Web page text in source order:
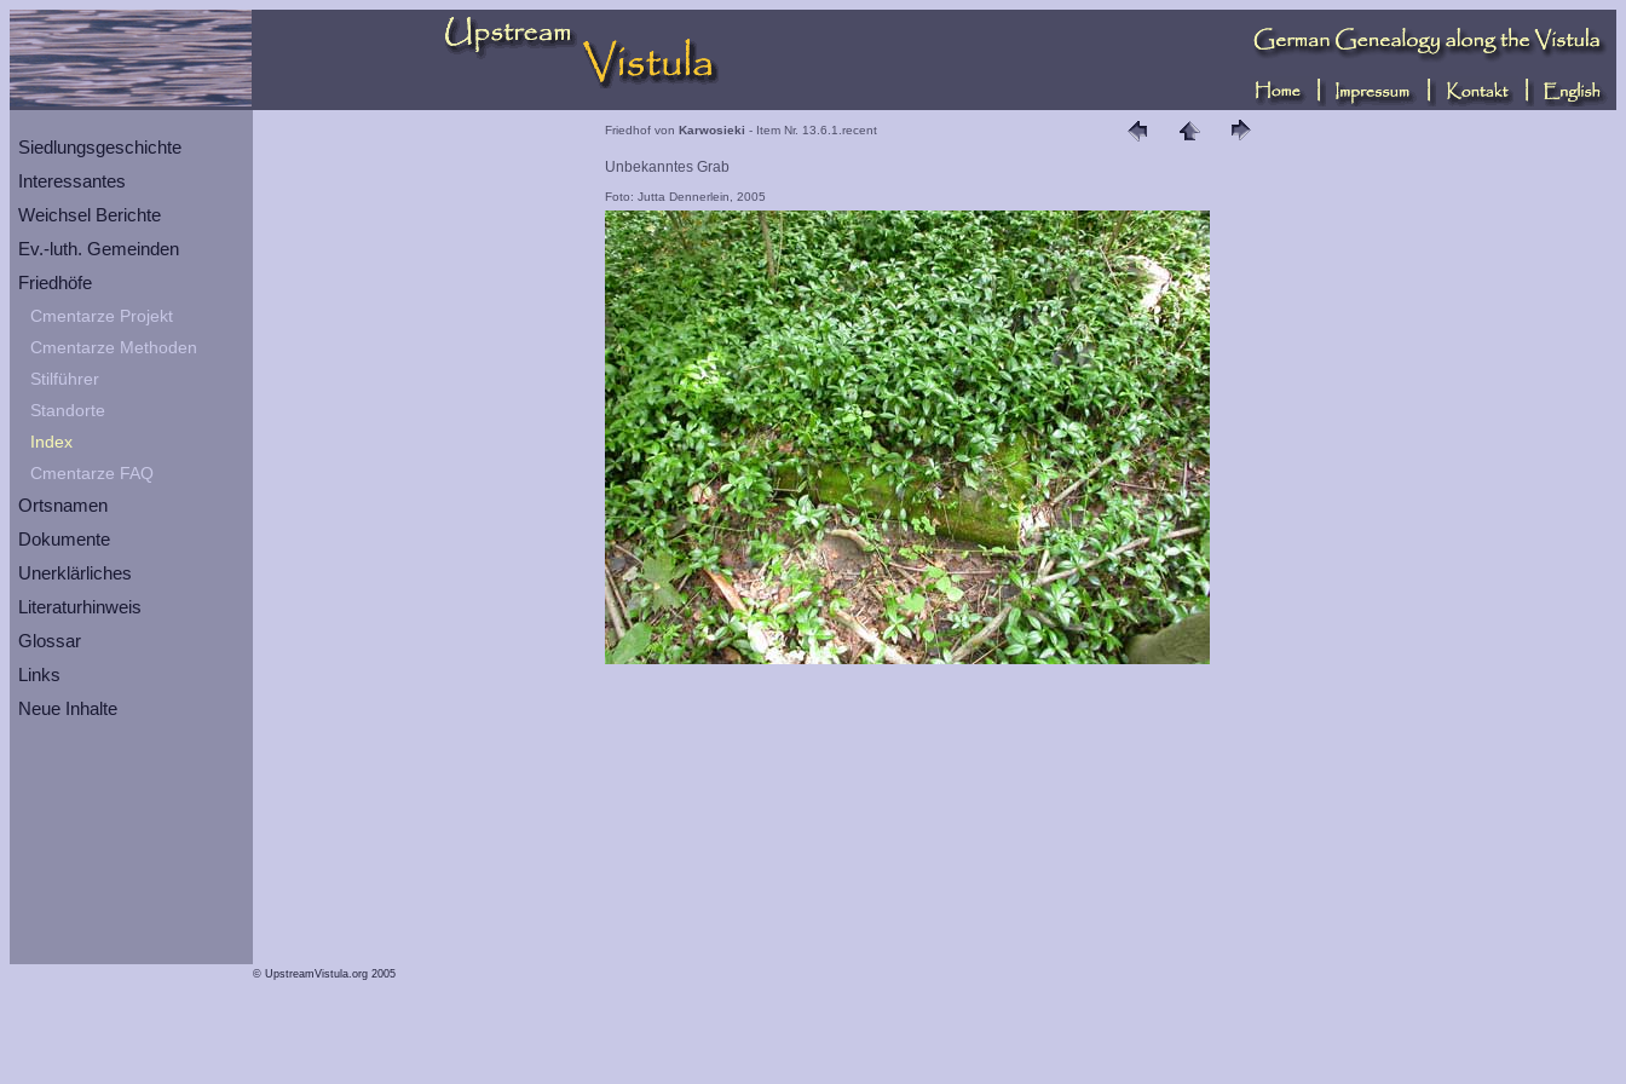
Siedlungsgeschichte
Interessantes
Weichsel Berichte
Ev.-luth. Gemeinden
Friedhöfe
Cmentarze Projekt
Cmentarze Methoden
Stilführer
Standorte
Index
Cmentarze FAQ
Ortsnamen
Dokumente
Unerklärliches
Literaturhinweis
Glossar
Links
Neue Inhalte
Friedhof von Karwosieki - Item Nr. 13.6.1.recent
Unbekanntes Grab
Foto: Jutta Dennerlein, 2005
© UpstreamVistula.org 2005